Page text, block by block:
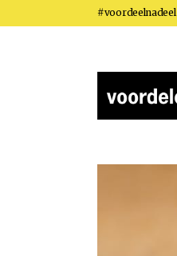
#voordeelnadeel